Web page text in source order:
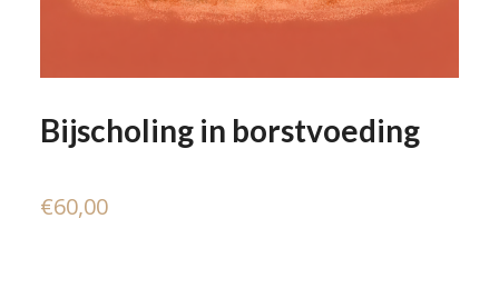
Bijscholing in borstvoeding
€60,00